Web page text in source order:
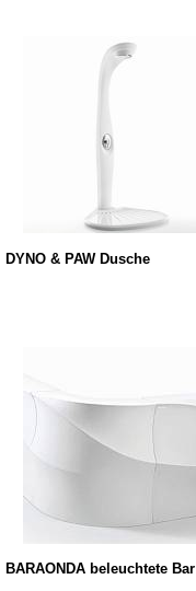
DYNO & PAW Dusche
BARAONDA beleuchtete Bar